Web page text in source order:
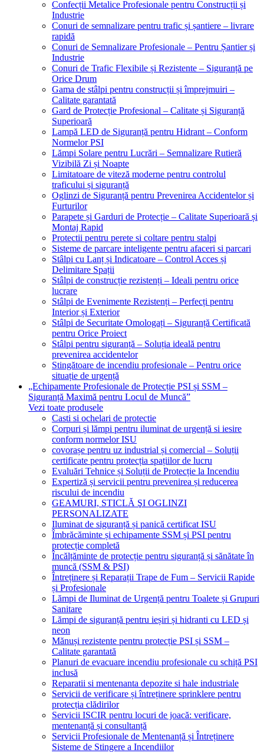
Confecții Metalice Profesionale pentru Construcții și
Industrie
Conuri de semnalizare pentru trafic și șantiere – livrare
rapidă
Conuri de Semnalizare Profesionale – Pentru Șantier și
Industrie
Conuri de Trafic Flexibile și Rezistente – Siguranță pe
Orice Drum
Gama de stâlpi pentru construcții și împrejmuiri –
Calitate garantată
Gard de Protecție Profesional – Calitate și Siguranță
Superioară
Lampă LED de Siguranță pentru Hidrant – Conform
Normelor PSI
Lămpi Solare pentru Lucrări – Semnalizare Rutieră
Vizibilă Zi și Noapte
Limitatoare de viteză moderne pentru controlul
traficului și siguranță
Oglinzi de Siguranță pentru Prevenirea Accidentelor și
Furturilor
Parapete și Garduri de Protecție – Calitate Superioară și
Montaj Rapid
Protectii pentru perete si coltare pentru stalpi
Sisteme de parcare inteligente pentru afaceri si parcari
Stâlpi cu Lanț și Indicatoare – Control Acces și
Delimitare Spații
Stâlpi de construcție rezistenți – Ideali pentru orice
lucrare
Stâlpi de Evenimente Rezistenți – Perfecți pentru
Interior și Exterior
Stâlpi de Securitate Omologați – Siguranță Certificată
pentru Orice Proiect
Stâlpi pentru siguranță – Soluția ideală pentru
prevenirea accidentelor
Stingătoare de incendiu profesionale – Pentru orice
situație de urgență
„Echipamente Profesionale de Protecție PSI și SSM –
Siguranță Maximă pentru Locul de Muncă”
Vezi toate produsele
Casti si ochelari de protectie
Corpuri și lămpi pentru iluminat de urgență si iesire
conform normelor ISU
covorașe pentru uz industrial și comercial – Soluții
certificate pentru protecția spațiilor de lucru
Evaluări Tehnice și Soluții de Protecție la Incendiu
Expertiză și servicii pentru prevenirea și reducerea
riscului de incendiu
GEAMURI, STICLĂ ŞI OGLINZI
PERSONALIZATE
Iluminat de siguranță și panică certificat ISU
Îmbrăcăminte și echipamente SSM și PSI pentru
protecție completă
Încălțăminte de protecție pentru siguranță și sănătate în
muncă (SSM & PSI)
Întreținere și Reparații Trape de Fum – Servicii Rapide
și Profesionale
Lămpi de Iluminat de Urgență pentru Toalete și Grupuri
Sanitare
Lămpi de siguranță pentru ieșiri și hidranti cu LED și
neon
Mănuși rezistente pentru protecție PSI și SSM –
Calitate garantată
Planuri de evacuare incendiu profesionale cu schiță PSI
inclusă
Reparatii si mentenanta depozite si hale industriale
Servicii de verificare și întreținere sprinklere pentru
protecția clădirilor
Servicii ISCIR pentru locuri de joacă: verificare,
mentenanță și consultanță
Servicii Profesionale de Mentenanță și Întreținere
Sisteme de Stingere a Incendiilor